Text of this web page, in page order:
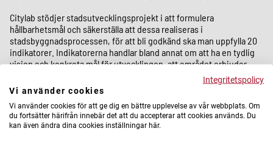
Citylab stödjer stadsutvecklingsprojekt i att formulera
hållbarhetsmål och säkerställa att dessa realiseras i
stadsbyggnadsprocessen, för att bli godkänd ska man uppfylla 20
indikatorer. Indikatorerna handlar bland annat om att ha en tydlig
vision och konkreta mål för utvecklingen, att området erbjuder
olika upplåtelseformer, mötesplatser, grönytor och hållbara
färdsätt.
Mer om Masthuggskajen
Integritetspolicy
Vi använder cookies
Vi använder cookies för att ge dig en bättre upplevelse av vår webbplats. Om
du fortsätter härifrån innebär det att du accepterar att cookies används. Du
kan även ändra dina cookies inställningar här.